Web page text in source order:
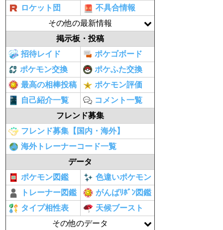
ロケット団
不具合情報
その他の最新情報
掲示板・投稿
招待レイド
ポケゴボード
ポケモン交換
ポケふた交換
最高の相棒投稿
ポケモン評価
自己紹介一覧
コメント一覧
フレンド募集
フレンド募集【国内・海外】
海外トレーナーコード一覧
データ
ポケモン図鑑
色違いポケモン
トレーナー図鑑
がんばﾘﾎﾞﾝ図鑑
タイプ相性表
天候ブースト
その他のデータ